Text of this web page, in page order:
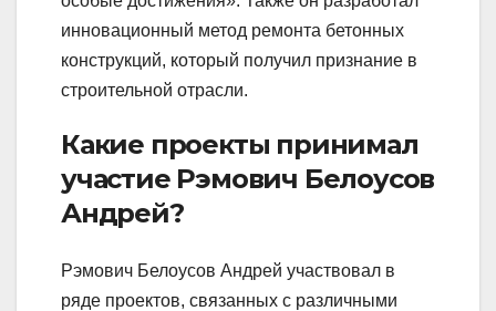
инновационный метод ремонта бетонных
конструкций, который получил признание в
строительной отрасли.
Какие проекты принимал
участие Рэмович Белоусов
Андрей?
Рэмович Белоусов Андрей участвовал в
ряде проектов, связанных с различными